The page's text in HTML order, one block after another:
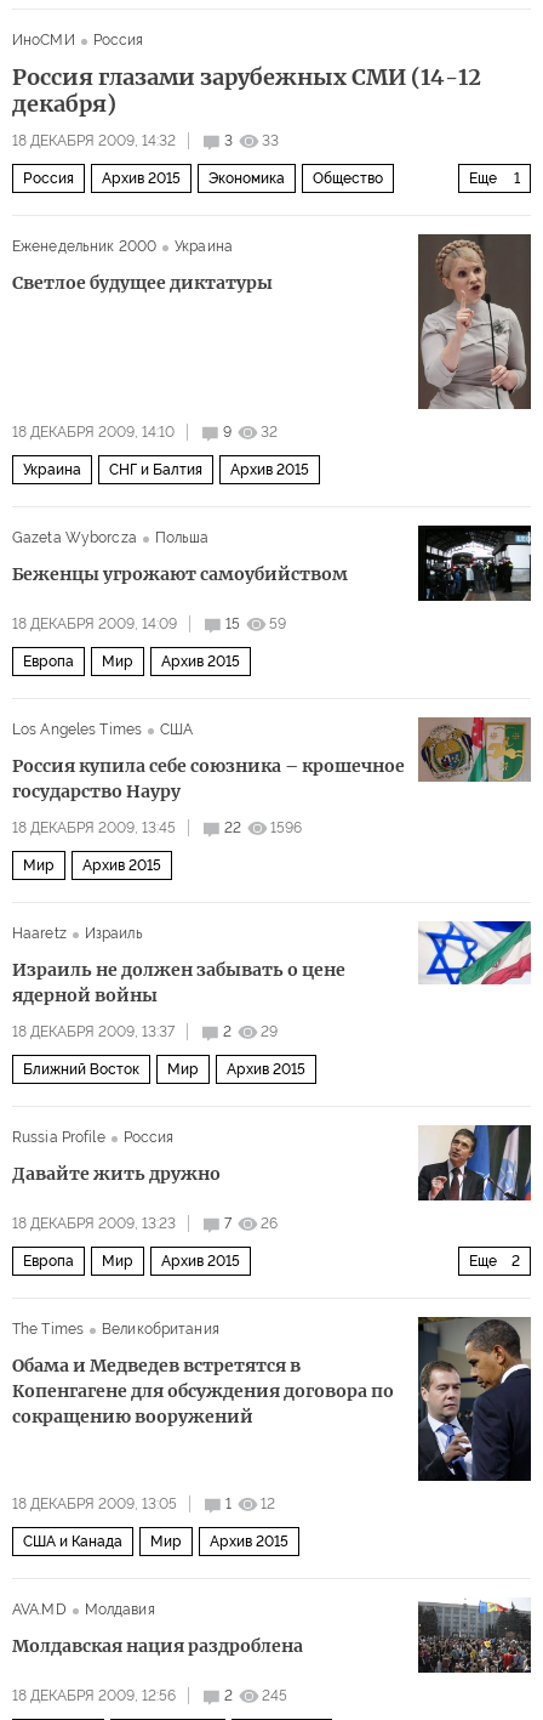
ИноСМИ Россия
Россия глазами зарубежных СМИ (14-12
декабря)
18 ДЕКАБРЯ 2009, 14:32 3 33
Еще 1
Россия Архив 2015 Экономика Общество
Еженедельник 2000
Украина
Светлое будущее диктатуры
18 ДЕКАБРЯ 2009, 14:10 9 32
Украина СНГ и Балтия Архив 2015
Gazeta Wyborcza Польша
Беженцы угрожают самоубийством
18 ДЕКАБРЯ 2009, 14:09 15 59
Европа Мир Архив 2015
Los Angeles Times США
Россия купила себе союзника – крошечное
государство Науру
18 ДЕКАБРЯ 2009, 13:45 22 1596
Мир Архив 2015
Haaretz Израиль
Израиль не должен забывать о цене
ядерной войны
18 ДЕКАБРЯ 2009, 13:37 2 29
Ближний Восток Мир Архив 2015
Russia Profile Россия
Давайте жить дружно
18 ДЕКАБРЯ 2009, 13:23 7 26
Еще 2
Европа Мир Архив 2015
The Times
Великобритания
Обама и Медведев встретятся в
Копенгагене для обсуждения договора по
сокращению вооружений
18 ДЕКАБРЯ 2009, 13:05 1 12
США и Канада Мир Архив 2015
AVA.MD Молдавия
Молдавская нация раздроблена
18 ДЕКАБРЯ 2009, 12:56 2 245